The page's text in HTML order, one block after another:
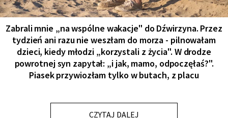
Zabrali mnie „na wspólne wakacje" do Dźwirzyna. Przez
tydzień ani razu nie weszłam do morza - pilnowałam
dzieci, kiedy młodzi „korzystali z życia". W drodze
powrotnej syn zapytał: „i jak, mamo, odpoczęłaś?".
Piasek przywiozłam tylko w butach, z placu
CZYTAJ DALEJ